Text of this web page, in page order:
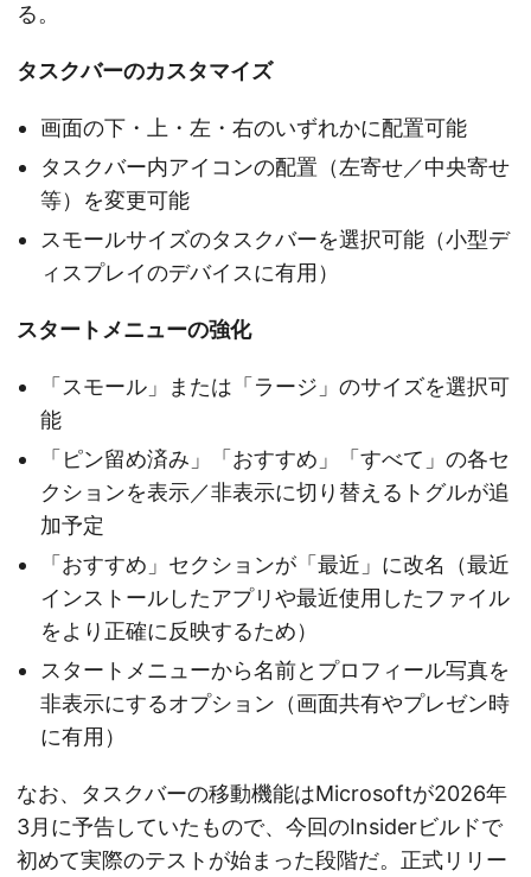
る。
タスクバーのカスタマイズ
画面の下・上・左・右のいずれかに配置可能
タスクバー内アイコンの配置（左寄せ／中央寄せ
等）を変更可能
スモールサイズのタスクバーを選択可能（小型デ
ィスプレイのデバイスに有用）
スタートメニューの強化
「スモール」または「ラージ」のサイズを選択可
能
「ピン留め済み」「おすすめ」「すべて」の各セ
クションを表示／非表示に切り替えるトグルが追
加予定
「おすすめ」セクションが「最近」に改名（最近
インストールしたアプリや最近使用したファイル
をより正確に反映するため）
スタートメニューから名前とプロフィール写真を
非表示にするオプション（画面共有やプレゼン時
に有用）
なお、タスクバーの移動機能はMicrosoftが2026年
3月に予告していたもので、今回のInsiderビルドで
初めて実際のテストが始まった段階だ。正式リリー